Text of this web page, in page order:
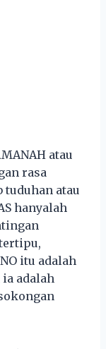
atau
rasa
tuduhan atau
hanyalah
itu adalah
adalah